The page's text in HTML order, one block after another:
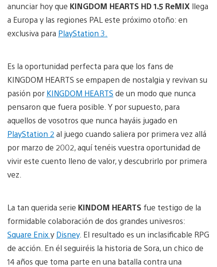
anunciar hoy que KINGDOM HEARTS HD 1.5 ReMIX llega
a Europa y las regiones PAL este próximo otoño: en
exclusiva para PlayStation 3.
Es la oportunidad perfecta para que los fans de
KINGDOM HEARTS se empapen de nostalgia y revivan su
pasión por KINGDOM HEARTS de un modo que nunca
pensaron que fuera posible. Y por supuesto, para
aquellos de vosotros que nunca hayáis jugado en
PlayStation 2 al juego cuando saliera por primera vez allá
por marzo de 2002, aquí tenéis vuestra oportunidad de
vivir este cuento lleno de valor, y descubrirlo por primera
vez.
La tan querida serie KINDOM HEARTS fue testigo de la
formidable colaboración de dos grandes univesros:
Square Enixy Disney. El resultado es un inclasificable RPG
de acción. En él seguiréis la historia de Sora, un chico de
14 años que toma parte en una batalla contra una